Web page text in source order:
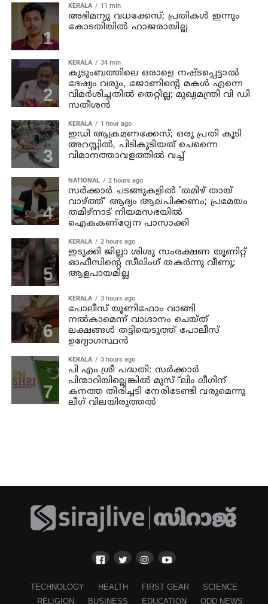
KERALA 11 min
അഭിമന്യു വധക്കേസ്; പ്രതികള്‍ ഇന്നും
കോടതിയില്‍ ഹാജരായില്ല
KERALA 34 min
കുടുംബത്തിലെ ഒരാളെ നഷ്ടപ്പെട്ടാല്‍
ദേഷ്യം വരും, ജോണിന്റെ മകള്‍ എന്നെ
വിമര്‍ശിച്ചതില്‍ തെറ്റില്ല; മുഖ്യമന്ത്രി വി ഡി
സതീശന്‍
KERALA 1 hour ago
ഇഡി ആക്രമണക്കേസ്; ഒരു പ്രതി കൂടി
അറസ്റ്റില്‍, പിടികൂടിയത് ചെന്നൈ
വിമാനത്താവളത്തില്‍ വച്ച്
NATIONAL 2 hours ago
സര്‍ക്കാര്‍ ചടങ്ങുകളില്‍ 'തമിഴ് തായ്
വാഴ്ത്ത്' ആദ്യം ആലപിക്കണം; പ്രമേയം
തമിഴ്നാട് നിയമസഭയില്‍
ഐകകണ്ഠ്യേന പാസാക്കി
KERALA 2 hours ago
ഇടുക്കി ജില്ലാ ശിശു സംരക്ഷണ യൂണിറ്റ്
ഓഫീസിന്റെ സീലിംഗ് തകര്‍ന്നു വീണു;
ആളപായമില്ല
KERALA 3 hours ago
പോലീസ് യൂണിഫോം വാങ്ങി
നല്‍കാമെന്ന് വാഗ്ദാനം ചെയ്ത്
ലക്ഷങ്ങള്‍ തട്ടിയെടുത്ത് പോലീസ്
ഉദ്യോഗസ്ഥന്‍
KERALA 3 hours ago
പി എം ശ്രീ പദ്ധതി: സര്‍ക്കാര്‍
പിന്മാറിയില്ലെങ്കില്‍ മുസ്്‌ലിം ലീഗിന്
കനത്ത തിരിച്ചടി നേരിടേണ്ടി വരുമെന്നു
ലീഗ് വിലയിരുത്തല്‍
TECHNOLOGY HEALTH FIRST GEAR
SCIENCE
RELIGION
BUSINESS EDUCATION ODD NEWS